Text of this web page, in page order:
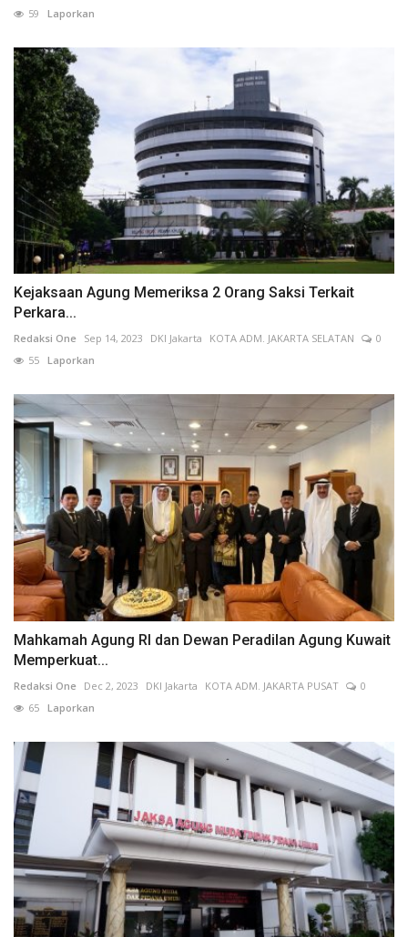
59 Laporkan
Kejaksaan Agung Memeriksa 2 Orang Saksi Terkait
Perkara...
Redaksi One Sep 14, 2023 DKI Jakarta KOTA ADM. JAKARTA SELATAN
0
55 Laporkan
Mahkamah Agung RI dan Dewan Peradilan Agung Kuwait
Memperkuat...
Redaksi One Dec 2, 2023 DKI Jakarta KOTA ADM. JAKARTA PUSAT
0
65 Laporkan